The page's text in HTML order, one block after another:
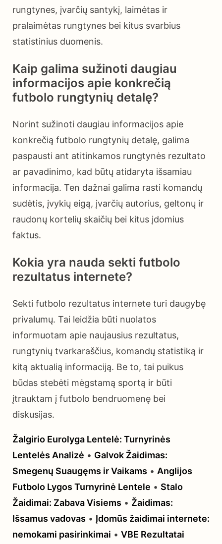
rungtynes, įvarčių santykį, laimėtas ir
pralaimėtas rungtynes bei kitus svarbius
statistinius duomenis.
Kaip galima sužinoti daugiau
informacijos apie konkrečią
futbolo rungtynių detalę?
Norint sužinoti daugiau informacijos apie
konkrečią futbolo rungtynių detalę, galima
paspausti ant atitinkamos rungtynės rezultato
ar pavadinimo, kad būtų atidaryta išsamiau
informacija. Ten dažnai galima rasti komandų
sudėtis, įvykių eigą, įvarčių autorius, geltonų ir
raudonų kortelių skaičių bei kitus įdomius
faktus.
Kokia yra nauda sekti futbolo
rezultatus internete?
Sekti futbolo rezultatus internete turi daugybę
privalumų. Tai leidžia būti nuolatos
informuotam apie naujausius rezultatus,
rungtynių tvarkaraščius, komandų statistiką ir
kitą aktualią informaciją. Be to, tai puikus
būdas stebėti mėgstamą sportą ir būti
įtrauktam į futbolo bendruomenę bei
diskusijas.
Žalgirio Eurolyga Lentelė: Turnyrinės
Lentelės Analizė • Galvok Žaidimas:
Smegenų Suaugęms ir Vaikams • Anglijos
Futbolo Lygos Turnyrinė Lentele • Stalo
Žaidimai: Zabava Visiems • Žaidimas:
Išsamus vadovas • Įdomūs žaidimai internete:
nemokami pasirinkimai • VBE Rezultatai